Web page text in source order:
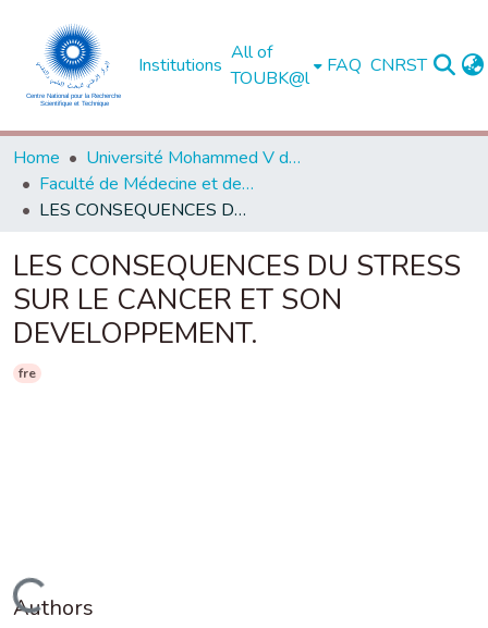
Institutions
All of
TOUBK@l
FAQ CNRST
Home
Université Mohammed V de Rabat
Faculté de Médecine et de Pharmacie - Rabat
LES CONSEQUENCES DU STRESS SUR LE CANCER ET SON DEVELOPPEMENT.
LES CONSEQUENCES DU STRESS
SUR LE CANCER ET SON
DEVELOPPEMENT.
fre
Authors